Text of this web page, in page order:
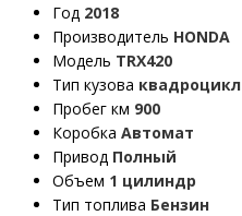
Год 2018
Производитель HONDA
Модель TRX420
Тип кузова квадроцикл
Пробег км 900
Коробка Автомат
Привод Полный
Объем 1 цилиндр
Тип топлива Бензин